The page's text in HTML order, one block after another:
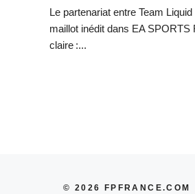
Le partenariat entre Team
maillot inédit dans EA
claire :...
© 2026 FPFRANCE.COM